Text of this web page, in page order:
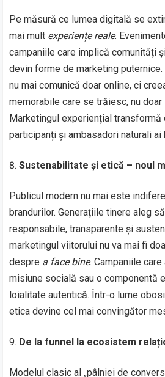
Pe măsură ce lumea digitală se
mai mult experiențe reale.
campaniile care implică comunități
devin forme de marketing
nu mai comunică doar online, ci
memorabile care se trăiesc, nu
Marketingul experiențial transformă
participanți și ambasadori naturali ai
Sustena­bilitate și etică – noul
Publicul modern nu mai este
brandurilor. Generațiile tinere aleg
responsabile, transparente și
marketingul viitorului nu va mai fi
despre a face bine. Campaniile
misiune socială sau o componentă
loialitate autentică. Într-o lume
etica devine cel mai convingător
De la funnel la ecosistem
Modelul clasic al „pâlniei de